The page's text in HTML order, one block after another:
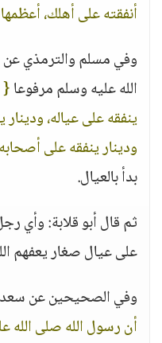
أنفقته على أهلك،
وفي مسلم والترمذي
الله عليه وسلم مرفوعا{
ينفقه على عياله،
ودينار ينفقه على
بدأ بالعيال.
ثم قال أبو قلابة: وأي
على عيال صغار يعفهم
وفي الصحيحين عن سعد
أن رسول الله صلى الله